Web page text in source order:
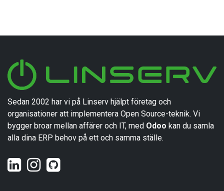
Sedan 2002 har vi på Linserv hjälpt företag och
organisationer att implementera Open Source-teknik. Vi
bygger broar mellan affärer och IT, med Odoo kan du samla
alla dina ERP behov på ett och samma ställe.